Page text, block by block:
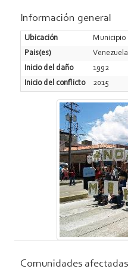
Información general
Ubicación
Municipio
Pais(es)
Venezuela
Inicio del daño
1992
Inicio del conflicto
2015
Comunidades afectadas